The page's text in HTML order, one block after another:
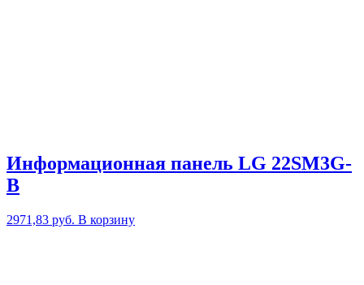
Информационная панель LG 22SM3G-
B
2971,83 руб. В корзину